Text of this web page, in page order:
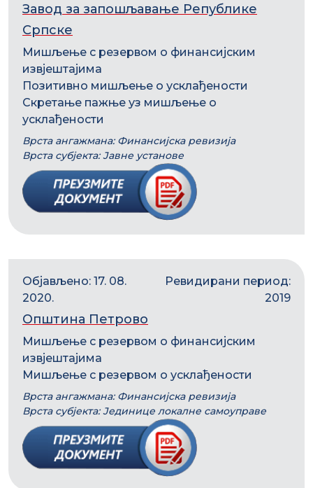
Завод за запошљавање Републике
Српске
Мишљење с резервом о финансијским
извјештајима
Позитивно мишљење о усклађености
Скретање пажње уз мишљење о
усклађености
Врста ангажмана: Финансијска ревизија
Врста субјекта: Јавне установе
Објављено: 17. 08.
2020.
Ревидирани период:
2019
Општина Петрово
Мишљење с резервом о финансијским
извјештајима
Мишљење с резервом о усклађености
Врста ангажмана: Финансијска ревизија
Врста субјекта: Јединице локалне самоуправе